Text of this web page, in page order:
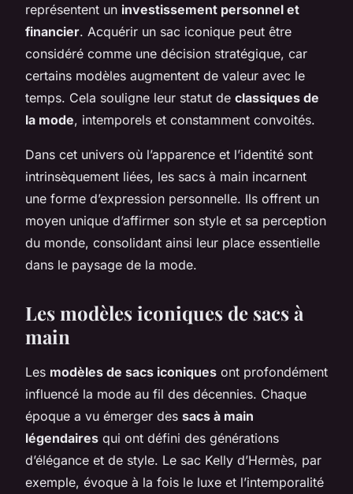
représentent un investissement personnel et
financier. Acquérir un sac iconique peut être
considéré comme une décision stratégique, car
certains modèles augmentent de valeur avec le
temps. Cela souligne leur statut de classiques de
la mode, intemporels et constamment convoités.
Dans cet univers où l’apparence et l’identité sont
intrinsèquement liées, les sacs à main incarnent
une forme d’expression personnelle. Ils offrent un
moyen unique d’affirmer son style et sa perception
du monde, consolidant ainsi leur place essentielle
dans le paysage de la mode.
Les modèles iconiques de sacs à
main
Les modèles de sacs iconiques ont profondément
influencé la mode au fil des décennies. Chaque
époque a vu émerger des sacs à main
légendaires qui ont défini des générations
d’élégance et de style. Le sac Kelly d’Hermès, par
exemple, évoque à la fois le luxe et l’intemporalité